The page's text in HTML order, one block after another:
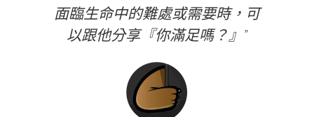
面臨生命中的難處或需要時，可
以跟他分享『你滿足嗎？』”